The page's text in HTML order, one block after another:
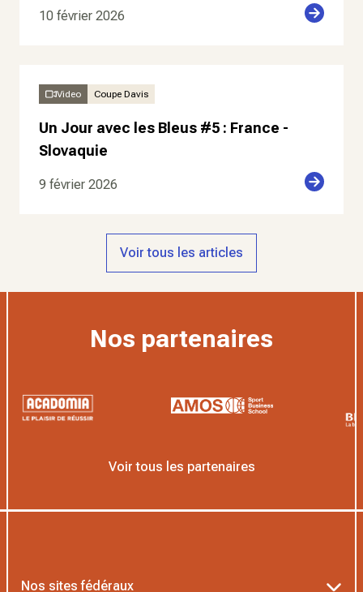
10 février 2026
Video Coupe Davis
Un Jour avec les Bleus #5 : France -
Slovaquie
9 février 2026
Voir tous les articles
Nos partenaires
Voir tous les partenaires
Nos sites fédéraux